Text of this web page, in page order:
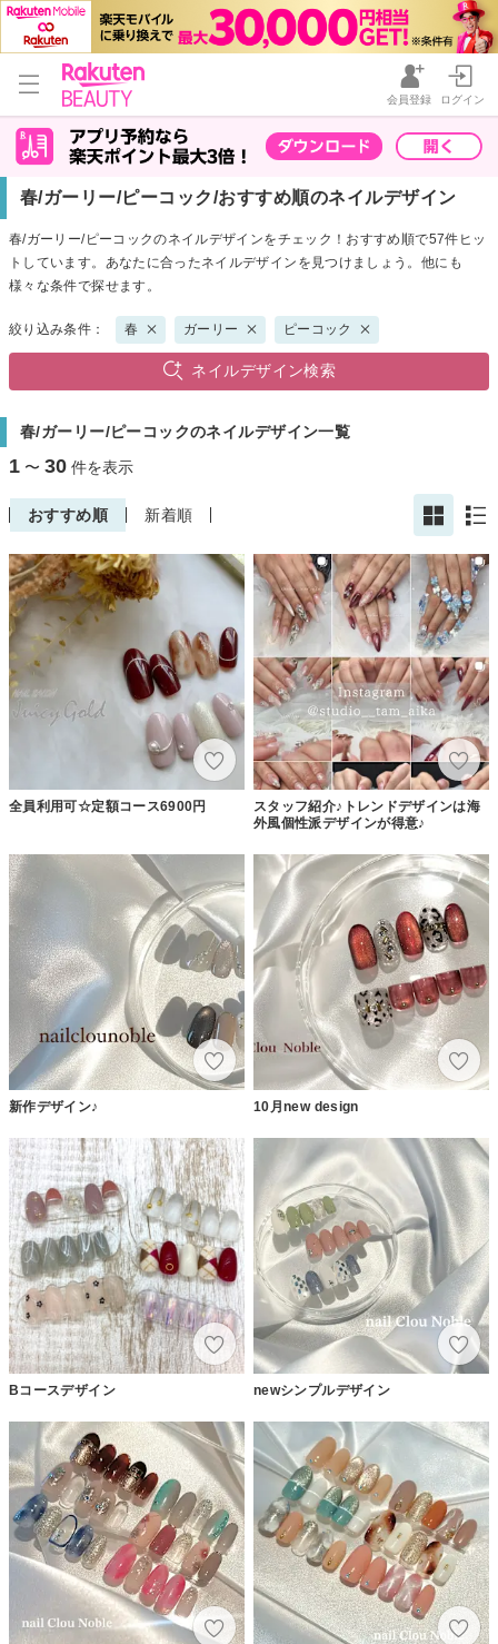
会員登録 ログイン
春/ガーリー/ピーコック/おすすめ順のネイルデザイン
春/ガーリー/ピーコックのネイルデザインをチェック！おすすめ順で57件ヒッ
トしています。あなたに合ったネイルデザインを見つけましょう。他にも
様々な条件で探せます。
絞り込み条件： 春 ガーリー ピーコック
ネイルデザイン検索
春/ガーリー/ピーコックのネイルデザイン一覧
1 〜 30 件を表示
おすすめ順 新着順
全員利用可☆定額コース6900円
スタッフ紹介♪トレンドデザインは海
外風個性派デザインが得意♪
新作デザイン♪ 10月new design
Bコースデザイン newシンプルデザイン